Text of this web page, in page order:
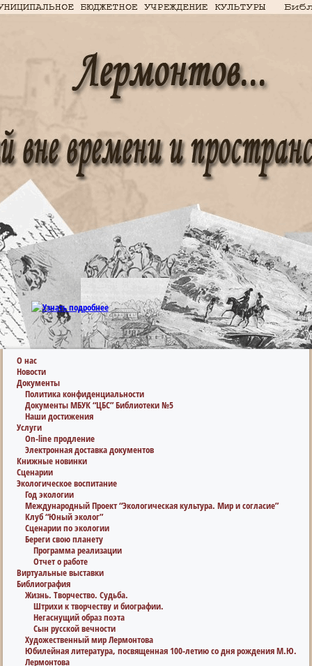
О нас
Новости
Документы
Политика конфиденциальности
Документы МБУК “ЦБС” Библиотеки №5
Наши достижения
Услуги
On-line продление
Электронная доставка документов
Книжные новинки
Сценарии
Экологическое воспитание
Год экологии
Международный Проект “Экологическая культура. Мир и согласие”
Клуб “Юный эколог”
Сценарии по экологии
Береги свою планету
Программа реализации
Отчет о работе
Виртуальные выставки
Библиография
Жизнь. Творчество. Судьба.
Штрихи к творчеству и биографии.
Негаснущий образ поэта
Сын русской вечности
Художественный мир Лермонтова
Юбилейная литература, посвященная 100-летию со дня рождения М.Ю.
Лермонтова